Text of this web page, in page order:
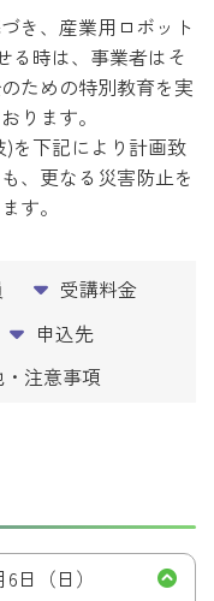
き、産業用ロボット
る時は、事業者はそ
ための特別教育を実
ります。
を下記により計画致
、更なる災害防止を
す。
受講料金
申込先
注意事項
日（日）